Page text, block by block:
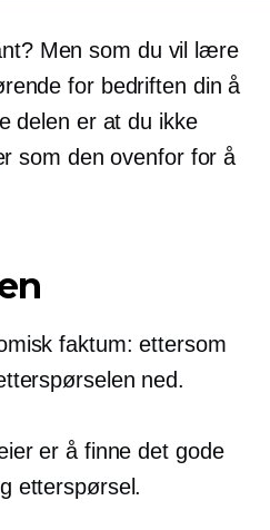
Men som du vil lære
for bedriften din å
delen er at du ikke
som den ovenfor for å
faktum: ettersom
ned.
er å finne det gode
etterspørsel.